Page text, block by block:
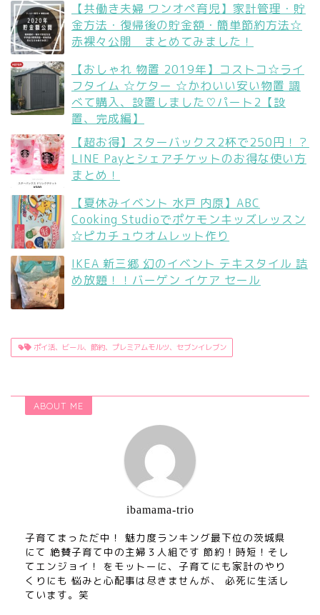
【共働き夫婦 ワンオペ育児】家計管理・貯
金方法・復帰後の貯金額・簡単節約方法☆
赤裸々公開 まとめてみました！
【おしゃれ 物置 2019年】コストコ☆ライ
フタイム ☆ケター ☆かわいい安い物置 調
べて購入、設置しました♡パート2【設
置、完成編】
【超お得】スターバックス2杯で250円！？
LINE Payとシェアチケットのお得な使い方
まとめ！
【夏休みイベント 水戸 内原】ABC
Cooking Studioでポケモンキッズレッスン
☆ピカチュウオムレット作り
IKEA 新三郷 幻のイベント テキスタイル 詰
め放題！！バーゲン イケア セール
ポイ活、ビール、節約、プレミアムモルツ、セブンイレブン
ABOUT ME
ibamama-trio
子育てまっただ中！ 魅力度ランキング最下位の茨城県
にて 絶賛子育て中の主婦３人組です 節約！時短！そし
てエンジョイ！ をモットーに、子育てにも家計のやり
くりにも 悩みと心配事は尽きませんが、 必死に生活し
ています。笑